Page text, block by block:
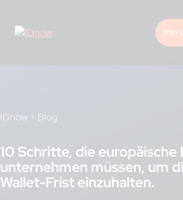
content
IDnow > Blog
10 Schritte, die europäische
unternehmen müssen, um
Wallet-Frist einzuhalten.